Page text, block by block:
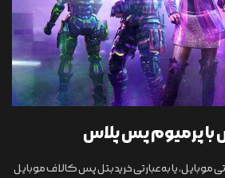
پرمیوم پس پلاس
یا به عبارتی خرید بتل پس کالاف موبایل